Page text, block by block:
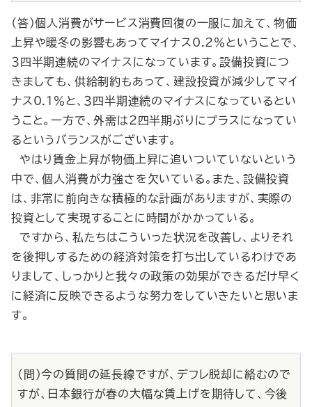
（答）個人消費がサービス消費回復の一服に加えて、物価
上昇や暖冬の影響もあってマイナス0.2％ということで、
３四半期連続のマイナスになっています。設備投資につ
きましても、供給制約もあって、建設投資が減少してマイ
ナス0.1％と、３四半期連続のマイナスになっているとい
うこと。一方で、外需は２四半期ぶりにプラスになってい
るというバランスがございます。
やはり賃金上昇が物価上昇に追いついていないという
中で、個人消費が力強さを欠いている。また、設備投資
は、非常に前向きな積極的な計画がありますが、実際の
投資として実現することに時間がかかっている。
ですから、私たちはこういった状況を改善し、よりそれ
を後押しするための経済対策を打ち出しているわけであ
りまして、しっかりと我々の政策の効果ができるだけ早く
に経済に反映できるような努力をしていきたいと思いま
す。
（問）今の質問の延長線ですが、デフレ脱却に絡むので
すが、日本銀行が春の大幅な賃上げを期待して、今後